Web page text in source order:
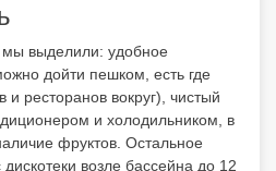
мы выделили: удобное
дойти пешком, есть где
и ресторанов вокруг), чистый
и холодильником, в
фруктов. Остальное
возле бассейна до 12